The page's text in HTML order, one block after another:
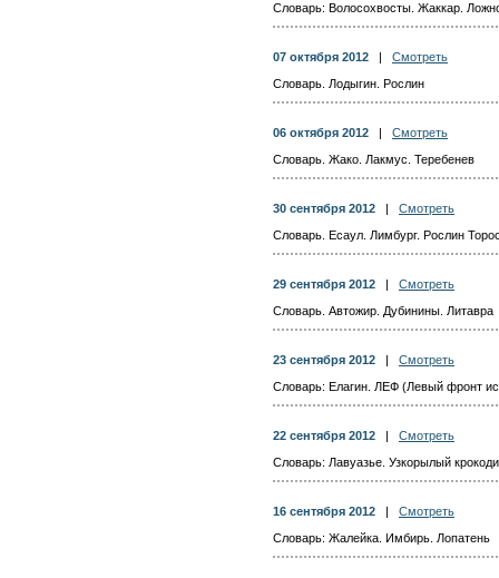
Словарь: Волосохвосты. Жаккар.
07 октября 2012
Смотреть
Словарь. Лодыгин. Рослин
06 октября 2012
Смотреть
Словарь. Жако. Лакмус. Теребенев
30 сентября 2012
Смотреть
Словарь. Есаул. Лимбург. Рослин
29 сентября 2012
Смотреть
Словарь. Автожир. Дубинины. Литавра
23 сентября 2012
Смотреть
Словарь: Елагин. ЛЕФ (Левый фронт
22 сентября 2012
Смотреть
Словарь: Лавуазье. Узкорылый
16 сентября 2012
Смотреть
Словарь: Жалейка. Имбирь. Лопатень